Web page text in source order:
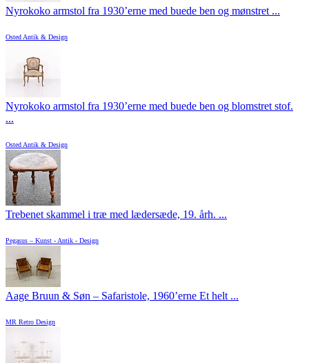
Nyrokoko armstol fra 1930’erne med buede ben og mønstret ...
Osted Antik & Design
Nyrokoko armstol fra 1930’erne med buede ben og blomstret stof.
...
Osted Antik & Design
Trebenet skammel i træ med lædersæde, 19. årh. ...
Pegasus – Kunst - Antik - Design
Aage Bruun & Søn – Safaristole, 1960’erne Et helt ...
MR Retro Design